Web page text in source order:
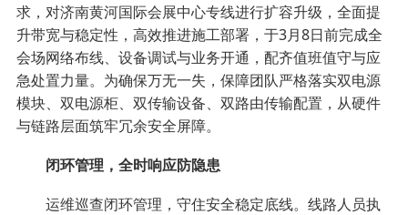
求，对济南黄河国际会展中心专线进行扩容升级，全面提
升带宽与稳定性，高效推进施工部署，于3月8日前完成全
会场网络布线、设备调试与业务开通，配齐值班值守与应
急处置力量。为确保万无一失，保障团队严格落实双电源
模块、双电源柜、双传输设备、双路由传输配置，从硬件
与链路层面筑牢冗余安全屏障。
闭环管理，全时响应防隐患
运维巡查闭环管理，守住安全稳定底线。线路人员执